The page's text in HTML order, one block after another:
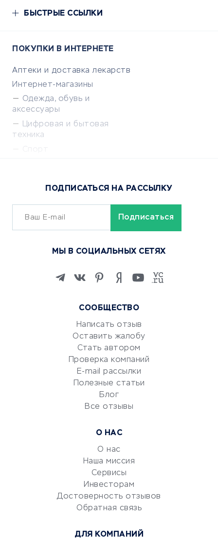
БЫСТРЫЕ ССЫЛКИ
ПОКУПКИ В ИНТЕРНЕТЕ
Аптеки и доставка лекарств
Интернет-магазины
Одежда, обувь и
аксессуары
Цифровая и бытовая
техника
Сервисы доставки
ОБУЧЕНИЕ И РАБОТА
Изучение иностранных
Маркетинг и продажи
Репетиторство
Красота и здоровье
Сервисы по поиску работы
Сетевой маркетинг
УСЛУГИ ДЛЯ БИЗНЕСА
документооборот
Юридические компании
Аудиторские компании
СООБЩЕСТВО
Написать отзыв
Оставить жалобу
Стать автором
Проверка компаний
E-mail рассылки
Полезные статьи
Блог
Все отзывы
О НАС
О нас
Наша миссия
Сервисы
Инвесторам
Достоверность отзывов
Обратная связь
ДЛЯ КОМПАНИЙ
ПОДПИСАТЬСЯ НА РАССЫЛКУ
МЫ В СОЦИАЛЬНЫХ СЕТЯХ